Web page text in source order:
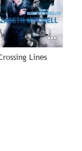
Lines